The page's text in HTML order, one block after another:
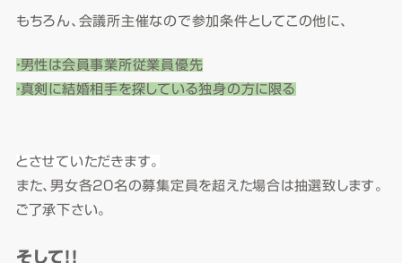
もちろん、会議所主催なので参加条件としてこの他に、
・男性は会員事業所従業員優先
・真剣に結婚相手を探している独身の方に限る
とさせていただきます。
また、男女各20名の募集定員を超えた場合は抽選致します。
ご了承下さい。
そして！！